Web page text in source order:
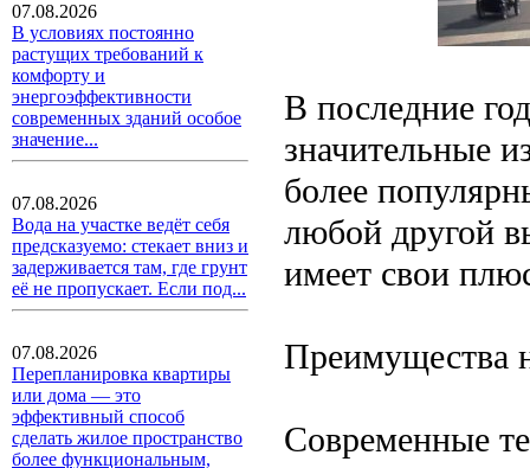
07.08.2026
В условиях постоянно
растущих требований к
комфорту и
энергоэффективности
современных зданий особое
значение...
07.08.2026
Вода на участке ведёт себя
предсказуемо: стекает вниз и
задерживается там, где грунт
её не пропускает. Если под...
07.08.2026
Перепланировка квартиры
или дома — это
эффективный способ
сделать жилое пространство
более функциональным,
В последние
значительные
более
любой другой
имеет свои
Преимущества
Современные